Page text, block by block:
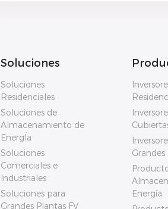
Soluciones
Soluciones
Residenciales
Soluciones de
Almacenamiento de
EnergÍa
Soluciones
Comerciales e
Industriales
Soluciones para
Grandes Plantas FV
Grandes
Energía